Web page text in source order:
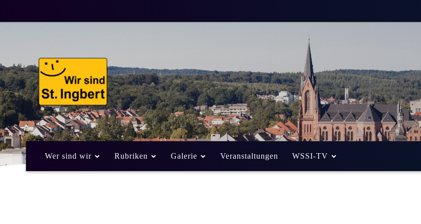
Wer sind wir Rubriken Galerie Veranstaltungen WSSI-TV
Weihnachtsbäume gesucht
ALLGEMEIN 23. Oktober 2013 Von Frank Leyendecker Weniger als eineMin. Lesezeit